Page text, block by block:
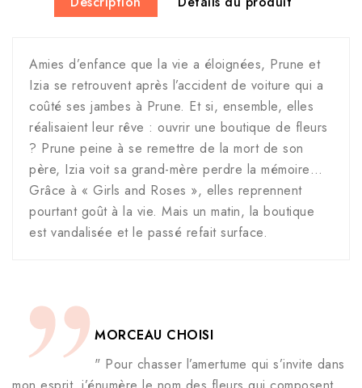
Amies d’enfance que la vie a éloignées, Prune et
Izia se retrouvent après l’accident de voiture qui a
coûté ses jambes à Prune. Et si, ensemble, elles
réalisaient leur rêve : ouvrir une boutique de fleurs
? Prune peine à se remettre de la mort de son
père, Izia voit sa grand-mère perdre la mémoire…
Grâce à « Girls and Roses », elles reprennent
pourtant goût à la vie. Mais un matin, la boutique
est vandalisée et le passé refait surface.
MORCEAU CHOISI
" Pour chasser l’amertume qui s’invite dans